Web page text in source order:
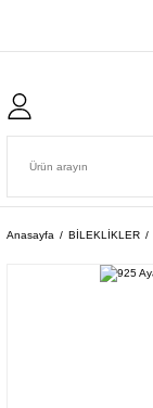
Anasayfa BİLEKLİKLER